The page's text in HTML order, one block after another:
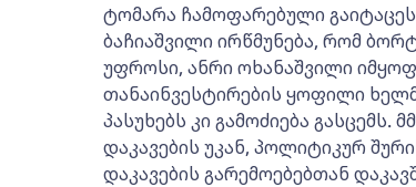
ტომარა ჩამოფარებული
ბაჩიაშვილი ირწმუნება, რომ
უფროსი, ანრი ოხანაშვილი
თანაინვესტირების ყოფილი
პასუხებს კი გამოძიება
დაკავების უკან, პოლიტიკურ
დაკავების გარემოებებთან